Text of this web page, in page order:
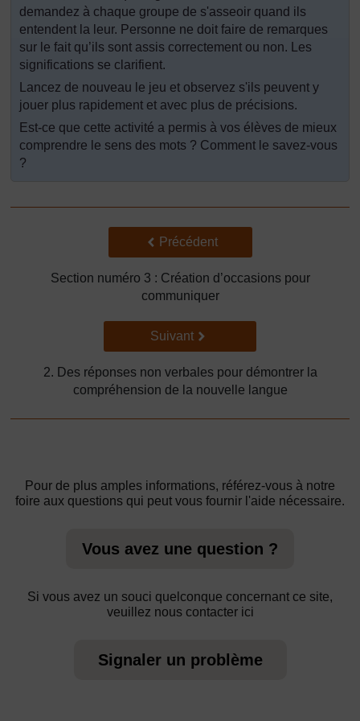
demandez à chaque groupe de s'asseoir quand ils
entendent la leur. Personne ne doit faire de remarques
sur le fait qu’ils sont assis correctement ou non. Les
significations se clarifient.
Lancez de nouveau le jeu et observez s'ils peuvent y
jouer plus rapidement et avec plus de précisions.
Est-ce que cette activité a permis à vos élèves de mieux
comprendre le sens des mots ? Comment le savez-vous
?
Précédent
Précédent
Section numéro 3 : Création d’occasions pour
communiquer
Suivant
Suivant
2. Des réponses non verbales pour démontrer la
compréhension de la nouvelle langue
Pour de plus amples informations, référez-vous à notre
foire aux questions qui peut vous fournir l'aide nécessaire.
Vous avez une question ?
Si vous avez un souci quelconque concernant ce site,
veuillez nous contacter ici
Signaler un problème